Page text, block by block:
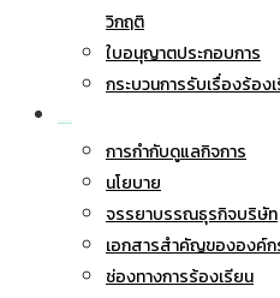
วิกฤติ
ใบอนุญาตประกอบการ
กระบวนการรับเรื่องร้อง
การกำกับดูแลกิจการ
นโยบาย
จรรยาบรรณธุรกิจบริษัท
เอกสารสำคัญขององค์ก
ช่องทางการร้องเรียน